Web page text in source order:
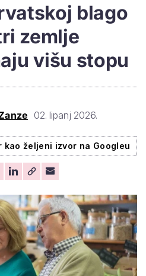
blago
zemlje
višu stopu
02. lipanj 2026.
kao željeni izvor na Googleu